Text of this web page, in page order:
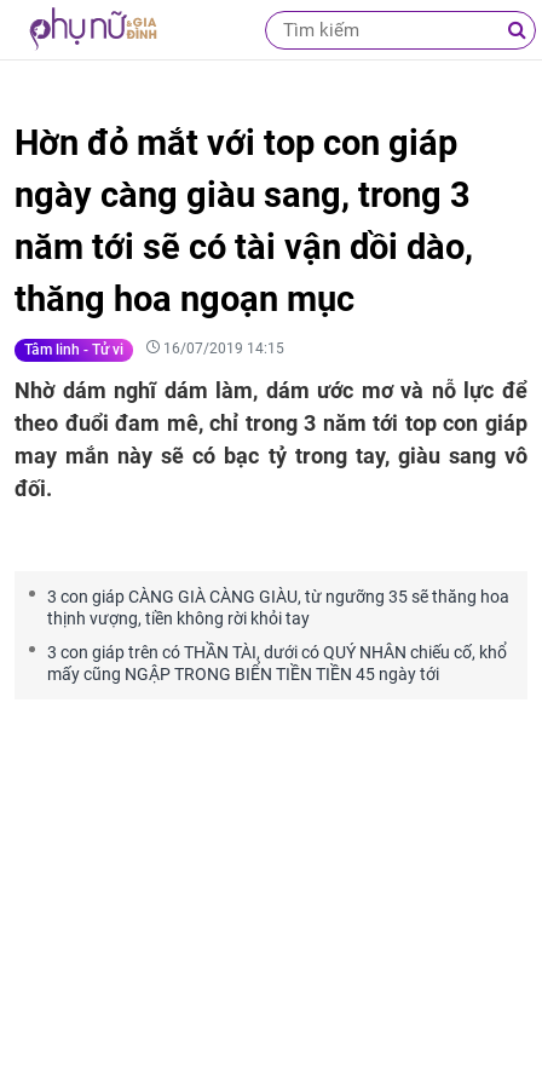
Hờn đỏ mắt với top con giáp
ngày càng giàu sang, trong 3
năm tới sẽ có tài vận dồi dào,
thăng hoa ngoạn mục
Tâm linh - Tử vi 16/07/2019 14:15
Nhờ dám nghĩ dám làm, dám ước mơ và nỗ lực để
theo đuổi đam mê, chỉ trong 3 năm tới top con giáp
may mắn này sẽ có bạc tỷ trong tay, giàu sang vô
đối.
3 con giáp CÀNG GIÀ CÀNG GIÀU, từ ngưỡng 35 sẽ thăng hoa
thịnh vượng, tiền không rời khỏi tay
3 con giáp trên có THẦN TÀI, dưới có QUÝ NHÂN chiếu cố, khổ
mấy cũng NGẬP TRONG BIỂN TIỀN TIỀN 45 ngày tới